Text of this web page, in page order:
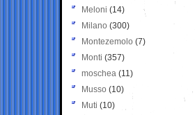
Meloni (14)
Milano (300)
Montezemolo (7)
Monti (357)
moschea (11)
Musso (10)
Muti (10)